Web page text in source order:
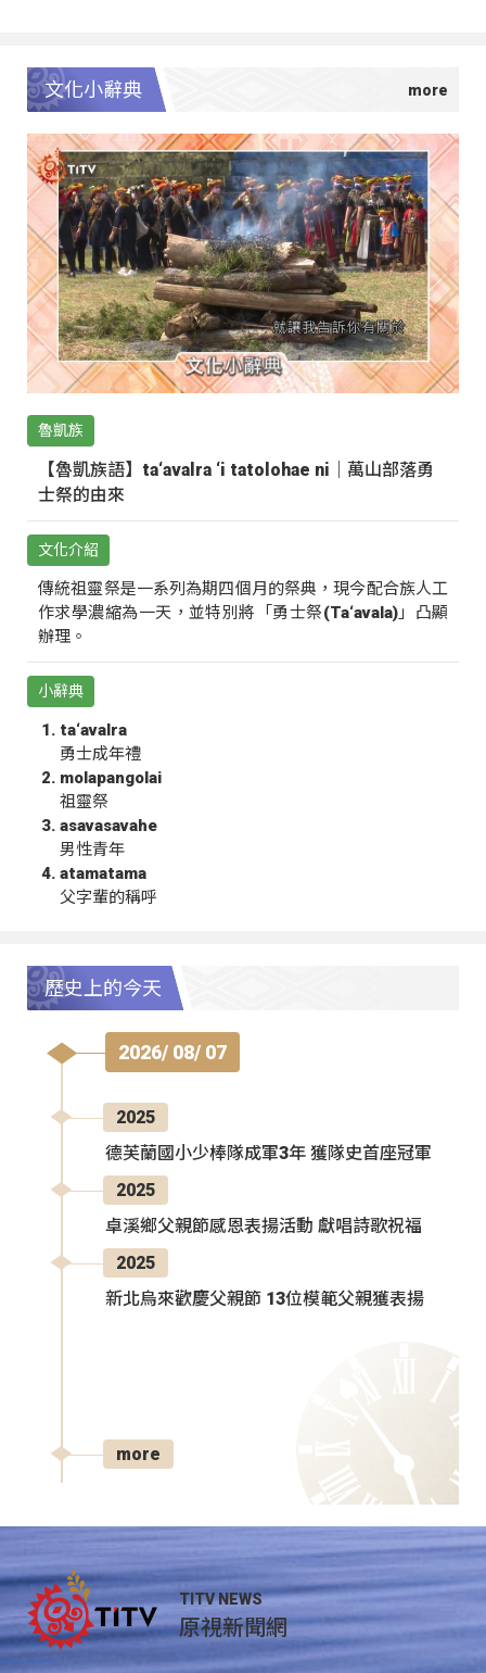
文化小辭典
魯凱族
【魯凱族語】ta‘avalra ‘i tatolohae ni｜萬山部落勇
士祭的由來
文化介紹
傳統祖靈祭是一系列為期四個月的祭典，現今配合族人工
作求學濃縮為一天，並特別將「勇士祭(Ta‘avala)」凸顯
辦理。
小辭典
ta‘avalra
勇士成年禮
molapangolai
祖靈祭
asavasavahe
男性青年
atamatama
父字輩的稱呼
歷史上的今天
2026/ 08/ 07
2025
德芙蘭國小少棒隊成軍3年 獲隊史首座冠軍
2025
卓溪鄉父親節感恩表揚活動 獻唱詩歌祝福
2025
新北烏來歡慶父親節 13位模範父親獲表揚
more
TITV NEWS
原視新聞網